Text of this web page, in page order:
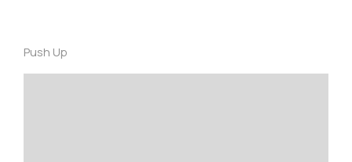
Push Up